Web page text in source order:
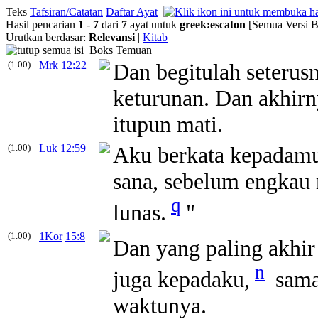
Teks Tafsiran/Catatan Daftar Ayat
Hasil pencarian 1 - 7 dari 7 ayat untuk greek:escaton [Semua Versi
Urutkan berdasar: Relevansi | Kitab
Boks Temuan
(1.00) Mrk 12:22
Dan begitulah
keturunan. Dan
itupun mati.
(1.00) Luk 12:59
Aku berkata
sana, sebelum
lunas. q "
(1.00) 1Kor 15:8
Dan yang paling
juga kepadaku, n
waktunya.